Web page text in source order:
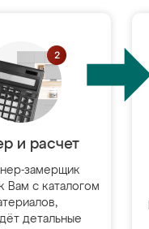
и расчет
замерщик
Вам с каталогом
детальные